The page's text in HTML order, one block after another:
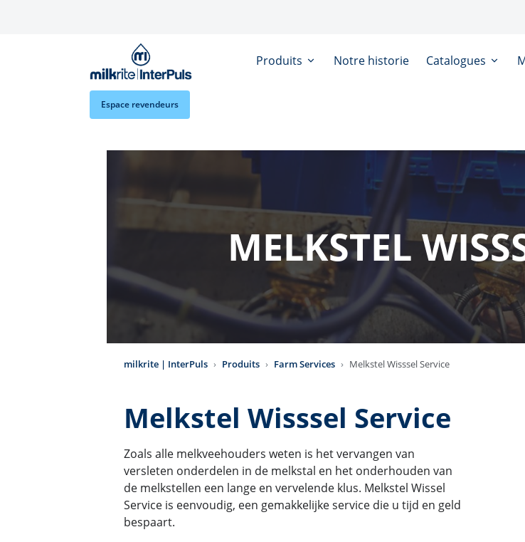
Produits Notre historie Catalogues
Espace revendeurs
MELKSTEL
milkrite | InterPuls Produits Farm Services Melkstel Wisssel Service
Melkstel Wisssel Service
Zoals alle melkveehouders weten is het vervangen van
versleten onderdelen in de melkstal en het onderhouden van
de melkstellen een lange en vervelende klus. Melkstel Wissel
Service is eenvoudig, een gemakkelijke service die u tijd en geld
bespaart.